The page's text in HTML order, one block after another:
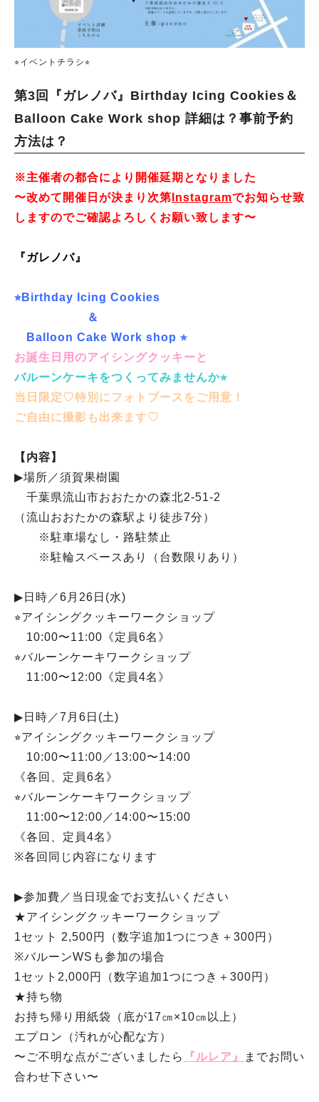
⭐︎イベントチラシ⭐︎
第3回『ガレノバ』Birthday Icing Cookies＆
Balloon Cake Work shop 詳細は？事前予約
方法は？
※主催者の都合により開催延期となりました
〜改めて開催日が決まり次第 Instagramでお知らせ致
しますのでご確認よろしくお願い致します〜
『ガレノバ』
⭐︎Birthday Icing Cookies
＆
Balloon Cake Work shop ⭐︎
お誕生日用のアイシングクッキーと
バルーンケーキをつくってみませんか⭐︎
当日限定♡特別にフォトブースをご用意！
ご自由に撮影も出来ます♡
【内容】
▶︎場所／須賀果樹園
千葉県流山市おおたかの森北2-51-2
（流山おおたかの森駅より徒歩7分）
※駐車場なし・路駐禁止
※駐輪スペースあり（台数限りあり）
▶︎日時／6月26日(水)
⭐︎アイシングクッキーワークショップ
10:00〜11:00《定員6名》
⭐︎バルーンケーキワークショップ
11:00〜12:00《定員4名》
▶︎日時／7月6日(土)
⭐︎アイシングクッキーワークショップ
10:00〜11:00／13:00〜14:00
《各回、定員6名》
⭐︎バルーンケーキワークショップ
11:00〜12:00／14:00〜15:00
《各回、定員4名》
※各回同じ内容になります
▶︎参加費／当日現金でお支払いください
★アイシングクッキーワークショップ
1セット 2,500円（数字追加1つにつき＋300円）
※バルーンWSも参加の場合
1セット2,000円（数字追加1つにつき＋300円）
★持ち物
お持ち帰り用紙袋（底が17㎝×10㎝以上）
エプロン（汚れが心配な方）
〜ご不明な点がございましたら
『ルレア』
までお問い
合わせ下さい〜